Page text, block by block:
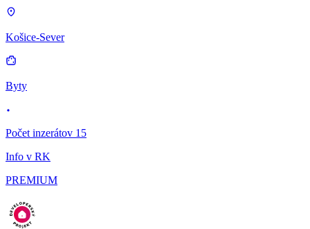
Košice-Sever
Byty
Počet inzerátov 15
Info v RK
PREMIUM